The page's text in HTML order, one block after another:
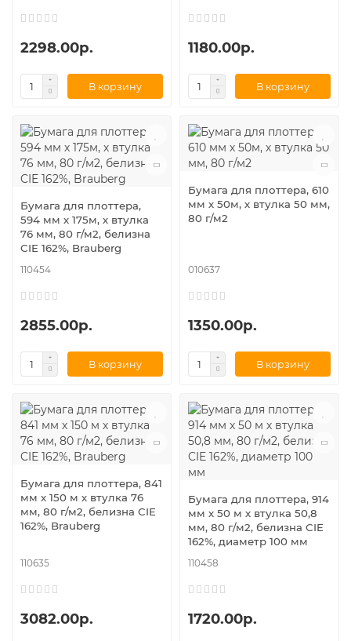
2298.00р.
В корзину
1180.00р.
В корзину
Бумага для плоттера,
594 мм х 175м, х втулка
76 мм, 80 г/м2, белизна
CIE 162%, Brauberg
110454
2855.00р.
В корзину
Бумага для плоттера, 610
мм х 50м, х втулка 50 мм,
80 г/м2
010637
1350.00р.
В корзину
Бумага для плоттера, 841
мм х 150 м х втулка 76
мм, 80 г/м2, белизна CIE
162%, Brauberg
110635
3082.00р.
Бумага для плоттера, 914
мм х 50 м х втулка 50,8
мм, 80 г/м2, белизна CIE
162%, диаметр 100 мм
110458
1720.00р.